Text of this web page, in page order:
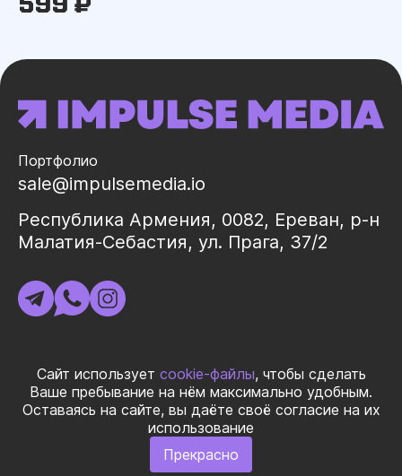
Портфолио
sale@impulsemedia.io
Республика Армения, 0082, Ереван, р-н
Малатия-Себастия, ул. Прага, 37/2
© 2026 ООО «ИМПУЛЬС МЕДИА ГЛОБАЛ» Все права
Правила использования материалов
Сайт использует cookie-файлы, чтобы сделать
Ваше пребывание на нём максимально удобным.
Оставаясь на сайте, вы даёте своё согласие на их
использование
Прекрасно